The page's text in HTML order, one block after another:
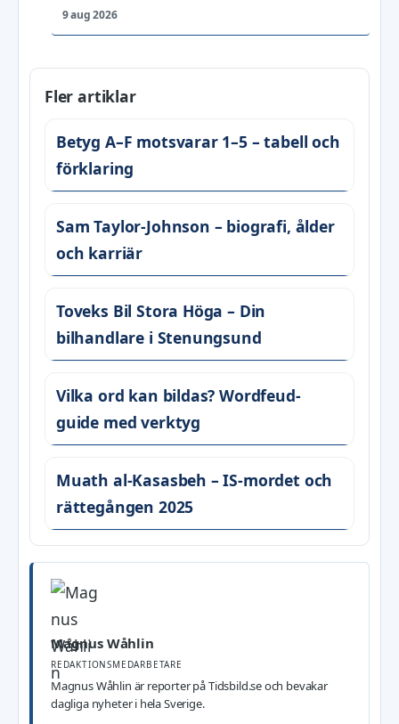
9 aug 2026
Fler artiklar
Betyg A–F motsvarar 1–5 – tabell och
förklaring
Sam Taylor-Johnson – biografi, ålder
och karriär
Toveks Bil Stora Höga – Din
bilhandlare i Stenungsund
Vilka ord kan bildas? Wordfeud-
guide med verktyg
Muath al-Kasasbeh – IS-mordet och
rättegången 2025
Magnus Wåhlin
REDAKTIONSMEDARBETARE
Magnus Wåhlin är reporter på Tidsbild.se och bevakar
dagliga nyheter i hela Sverige.